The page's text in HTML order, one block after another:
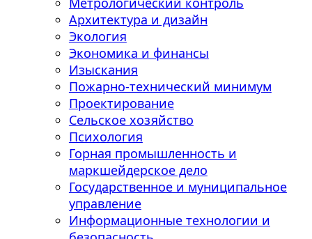
Архитектура и дизайн
Экология
Экономика и финансы
Изыскания
Пожарно-технический минимум
Проектирование
Сельское хозяйство
Психология
Горная промышленность и
маркшейдерское дело
Государственное и муниципальное
управление
Информационные технологии и